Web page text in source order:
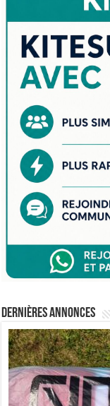
Dernières annonces